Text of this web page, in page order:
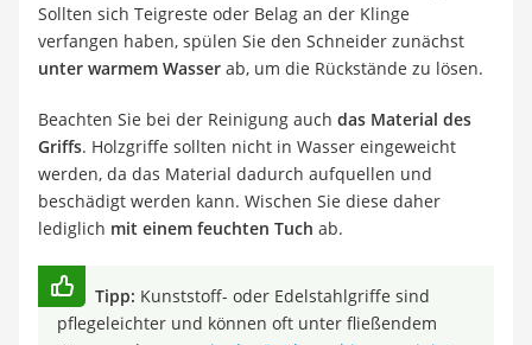
Sollten sich Teigreste oder Belag an der Klinge
verfangen haben, spülen Sie den Schneider zunächst
unter warmem Wasser ab, um die Rückstände zu lösen.
Beachten Sie bei der Reinigung auch das Material des
Griffs. Holzgriffe sollten nicht in Wasser eingeweicht
werden, da das Material dadurch aufquellen und
beschädigt werden kann. Wischen Sie diese daher
lediglich mit einem feuchten Tuch ab.
Tipp: Kunststoff- oder Edelstahlgriffe sind
pflegeleichter und können oft unter fließendem